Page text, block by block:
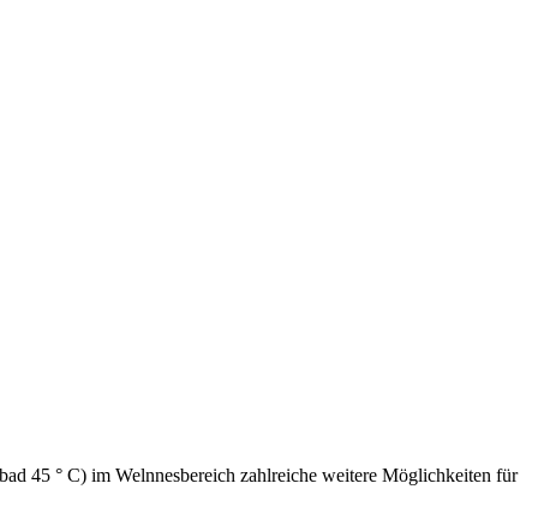
45 ° C) im Welnnesbereich zahlreiche weitere Möglichkeiten für